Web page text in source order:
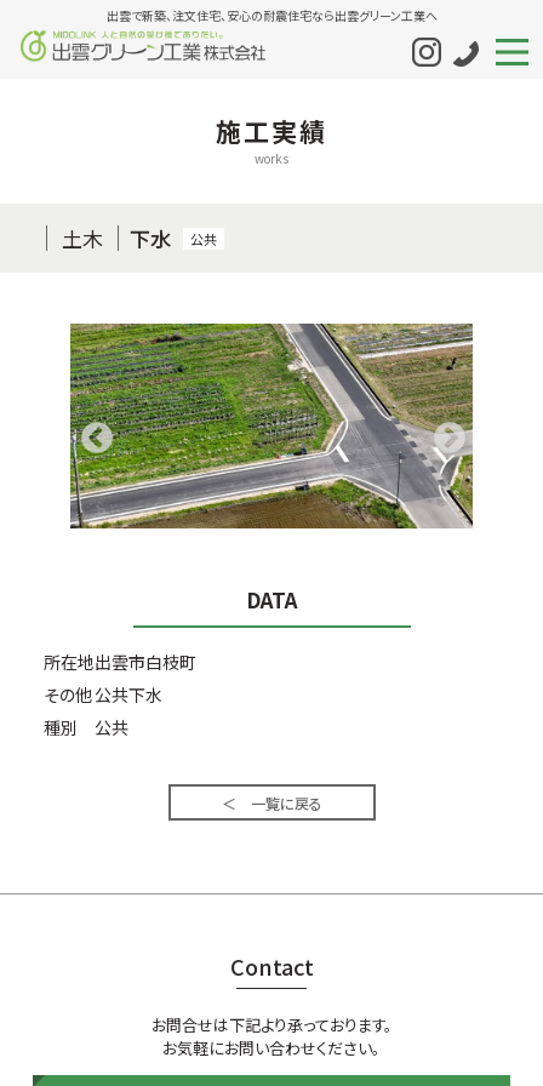
出雲で新築、注文住宅、安心の耐震住宅なら出雲グリーン工業へ
施工実績
works
土木 下水 公共
DATA
所在地出雲市白枝町
その他公共下水
種別
公共
＜ 一覧に戻る
Contact
お問合せは下記より承っております。
お気軽にお問い合わせください。